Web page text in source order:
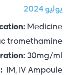
يوليو 2024
Medicine
tromethamine
30mg/ml
IM, IV Ampoule